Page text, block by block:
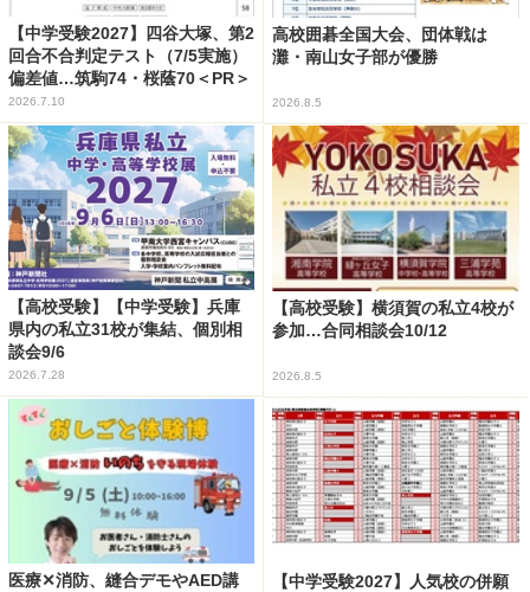
【中学受験2027】四谷大塚、第2
回合不合判定テスト（7/5実施）
偏差値…筑駒74・桜蔭70＜PR＞
2026.7.10
高校囲碁全国大会、団体戦は
灘・南山女子部が優勝
2026.8.5
【高校受験】【中学受験】兵庫
県内の私立31校が集結、個別相
談会9/6
2026.7.28
【高校受験】横須賀の私立4校が
参加…合同相談会10/12
2026.8.5
医療✕消防、縫合デモやAED講
【中学受験2027】人気校の併願